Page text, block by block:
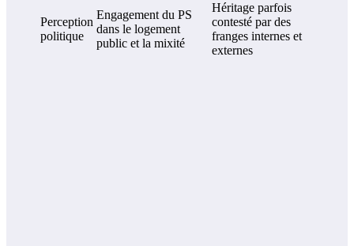
Perception
politique
Engagement du PS
dans le logement
public et la mixité
Héritage parfois
contesté par des
franges internes et
externes